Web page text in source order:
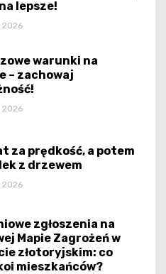
lepsze!
2026
warunki na
– zachowaj
2026
za prędkość, a potem
z drzewem
2026
zgłoszenia na
Mapie Zagrożeń w
złotoryjskim: co
mieszkańców?